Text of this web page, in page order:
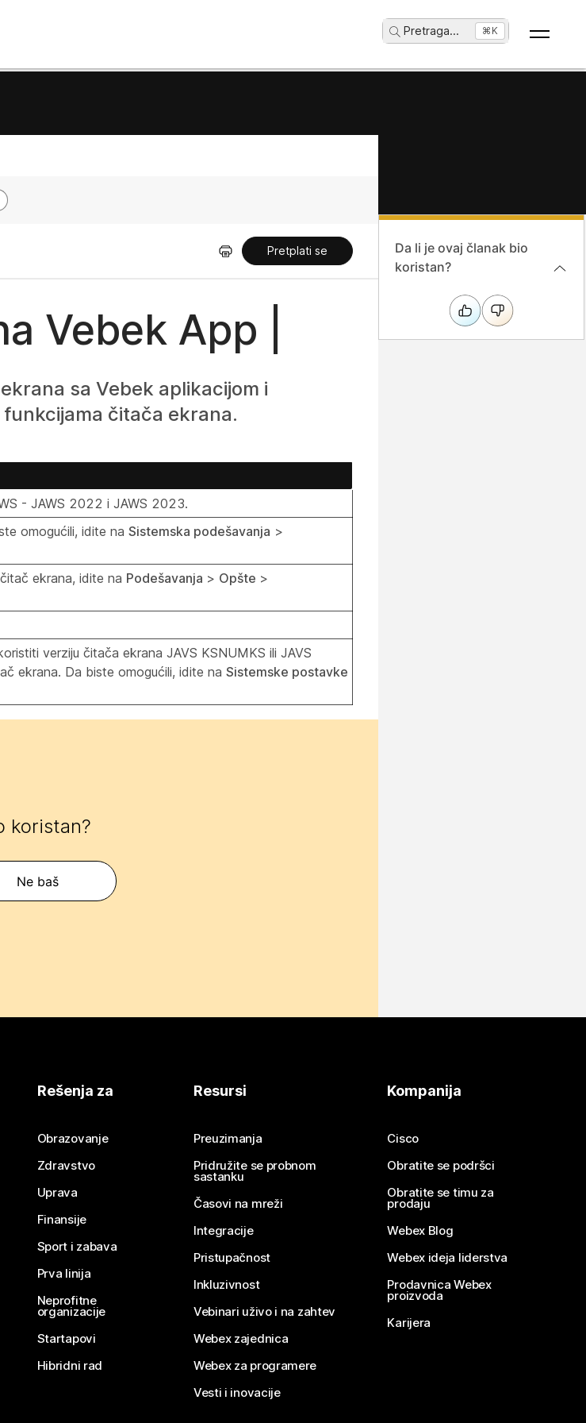
Pretraga... ⌘K
Pretplati se
Vebek App |
sa Vebek aplikacijom i
čitača ekrana.
- JAWS 2022 i JAWS 2023.
omogućili, idite na Sistemska podešavanja >
ekrana, idite na Podešavanja > Opšte >
verziju čitača ekrana JAVS KSNUMKS ili JAVS
ekrana. Da biste omogućili, idite na Sistemske postavke
koristan?
Ne baš
Da li je ovaj članak bio
koristan?
Rešenja za
Obrazovanje
Zdravstvo
Uprava
Finansije
Sport i zabava
Prva linija
Neprofitne
organizacije
Startapovi
Hibridni rad
Resursi
Preuzimanja
Pridružite se probnom
sastanku
Časovi na mreži
Integracije
Pristupačnost
Inkluzivnost
Vebinari uživo i na zahtev
Webex zajednica
Webex za programere
Vesti i inovacije
Kompanija
Cisco
Obratite se podršci
Obratite se timu za
prodaju
Webex Blog
Webex ideja liderstva
Prodavnica Webex
proizvoda
Karijera